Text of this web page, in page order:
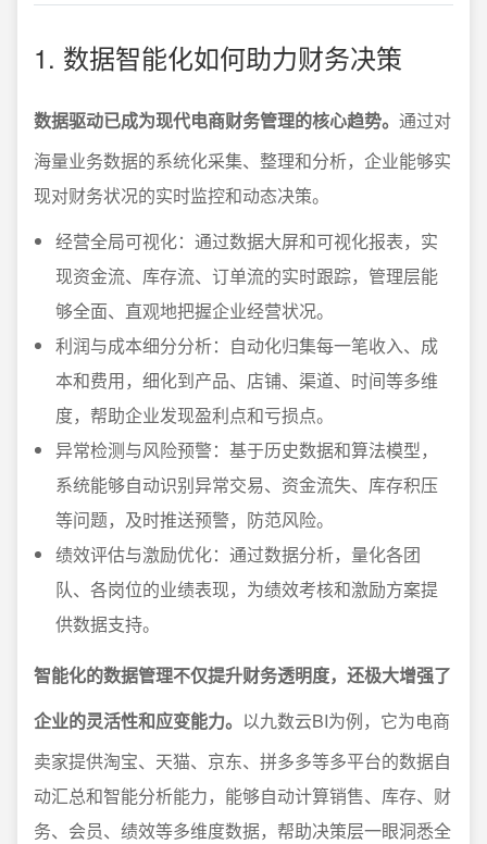
1. 数据智能化如何助力财务决策
数据驱动已成为现代电商财务管理的核心趋势。 通过对
海量业务数据的系统化采集、整理和分析，企业能够实
现对财务状况的实时监控和动态决策。
经营全局可视化：通过数据大屏和可视化报表，实
现资金流、库存流、订单流的实时跟踪，管理层能
够全面、直观地把握企业经营状况。
利润与成本细分分析：自动化归集每一笔收入、成
本和费用，细化到产品、店铺、渠道、时间等多维
度，帮助企业发现盈利点和亏损点。
异常检测与风险预警：基于历史数据和算法模型，
系统能够自动识别异常交易、资金流失、库存积压
等问题，及时推送预警，防范风险。
绩效评估与激励优化：通过数据分析，量化各团
队、各岗位的业绩表现，为绩效考核和激励方案提
供数据支持。
智能化的数据管理不仅提升财务透明度，还极大增强了
企业的灵活性和应变能力。 以九数云BI为例，它为电商
卖家提供淘宝、天猫、京东、拼多多等多平台的数据自
动汇总和智能分析能力，能够自动计算销售、库存、财
务、会员、绩效等多维度数据，帮助决策层一眼洞悉全